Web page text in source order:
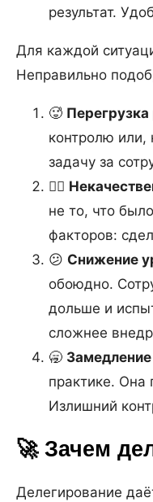
результат.
Для каждой
Неправильно
🥵 Перегрузка
контролю или,
задачу за
🤷‍♂️
не то, что
факторов:
😕 Снижение
обоюдно.
дольше и
сложнее
🥱
практике.
Излишний
🚀 Зачем
Делегирование